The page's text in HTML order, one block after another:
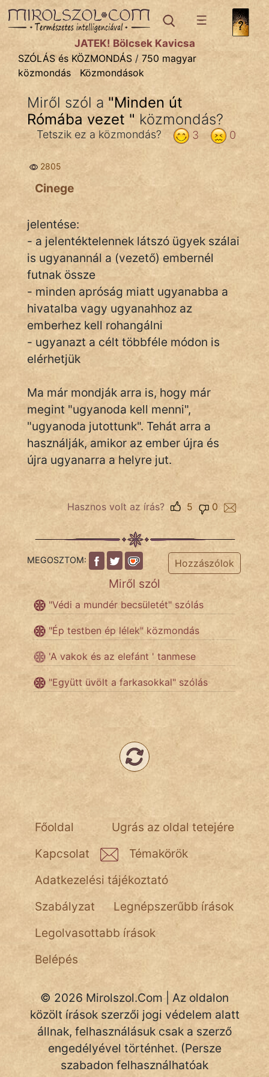
SZÓLÁS ÉS KÖZMONDÁStémák:
Bibliai
Kifejezések
Közmondások
Rímelő
Szóláscsoportok
Szólások
Tréfás
IRODALOM
SZÓLÁS
És
PSZICHO
ZENE
FILM
TÖRTÉNELEM
Népszerű szerzőink:
cinege
fantom
Hunor
Jób Gedeon
vörös ördög
NapHold
Név nélkül
pszichopati
szegény legény
Hoffer Botond
szemfüles
JÁTÉK! Bölcsek Kavicsa
SZÓLÁS és KÖZMONDÁS / 750 magyar
közmondás
Közmondások
Miről szól a "Minden út
Rómába vezet " közmondás?
0
3
Tetszik ez a közmondás?
2805
Cinege
jelentése:
- a jelentéktelennek látszó ügyek szálai
is ugyanannál a (vezető) embernél
futnak össze
- minden apróság miatt ugyanabba a
hivatalba vagy ugyanahhoz az
emberhez kell rohangálni
- ugyanazt a célt többféle módon is
elérhetjük
Ma már mondják arra is, hogy már
megint "ugyanoda kell menni",
"ugyanoda jutottunk". Tehát arra a
használják, amikor az ember újra és
újra ugyanarra a helyre jut.
Hasznos volt az írás? 0
5
MEGOSZTOM: Hozzászólok
Miről szól
"Védi a mundér becsületét" szólás
"Ép testben ép lélek" közmondás
'A vakok és az elefánt ' tanmese
"Együtt üvölt a farkasokkal" szólás
Ugrás az oldal tetejére
Főoldal
Kapcsolat
Témakörök
Adatkezelési tájékoztató
Szabályzat
Legnépszerűbb írások
Legolvasottabb írások
Belépés
© 2026 Mirolszol.Com | Az oldalon
közölt írások szerzői jogi védelem alatt
állnak, felhasználásuk csak a szerző
engedélyével történhet. (Persze
szabadon felhasználhatóak